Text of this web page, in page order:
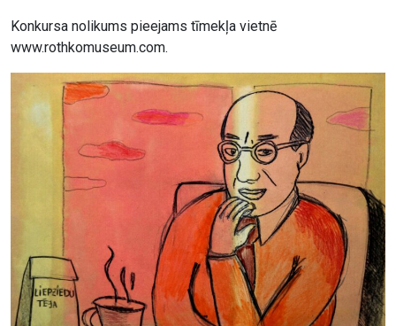
Konkursa nolikums pieejams tīmekļa vietnē
www.rothkomuseum.com.